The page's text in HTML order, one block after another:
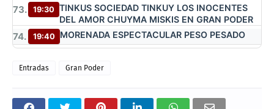
73. 19:30 TINKUS SOCIEDAD TINKUY LOS INOCENTES
DEL AMOR CHUYMA MISKIS EN GRAN PODER
74. 19:40 MORENADA ESPECTACULAR PESO PESADO
Entradas Gran Poder